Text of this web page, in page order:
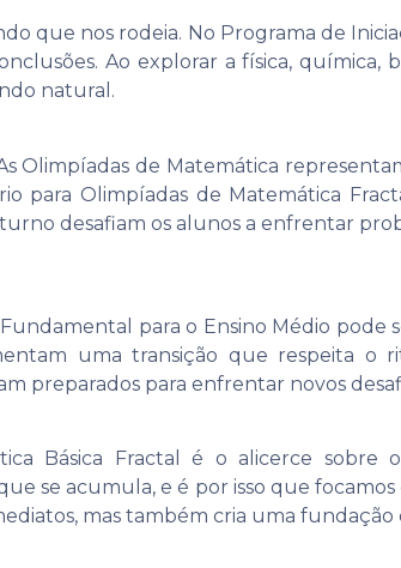
que nos rodeia. No Programa de
Ao explorar a física, química,
natural.
Olimpíadas de Matemática
para Olimpíadas de Matemática
desafiam os alunos a enfrentar
para o Ensino Médio
uma transição que respeita o
preparados para enfrentar novos
Básica Fractal é o alicerce sobre
se acumula, e é por isso que focamos
mas também cria uma